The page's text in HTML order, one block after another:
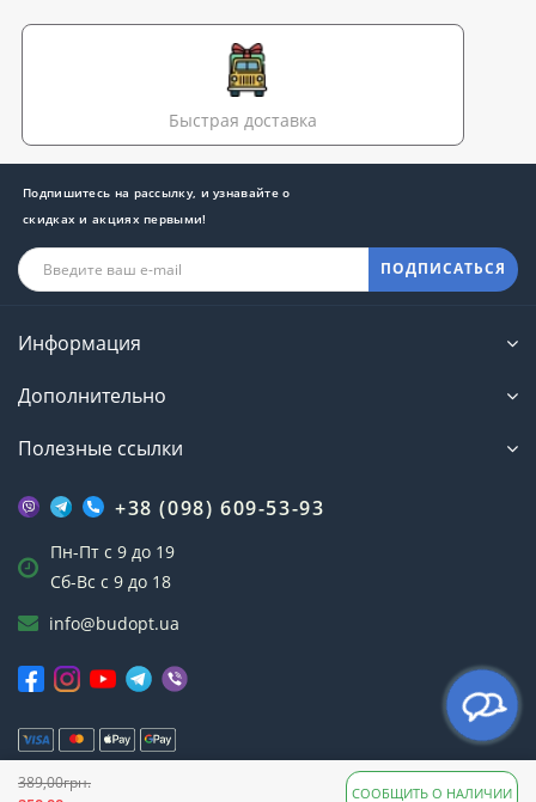
389,00грн. СООБЩИТЬ О НАЛИЧИИ
Быстрая доставка
Подпишитесь на рассылку, и узнавайте о
скидках и акциях первыми!
ПОДПИСАТЬСЯ
Информация
Дополнительно
Полезные ссылки
+38 (098) 609-53-93
Пн-Пт с 9 до 19
Сб-Вс с 9 до 18
info@budopt.ua
Интернет-магазин БудОпт™ © 2023